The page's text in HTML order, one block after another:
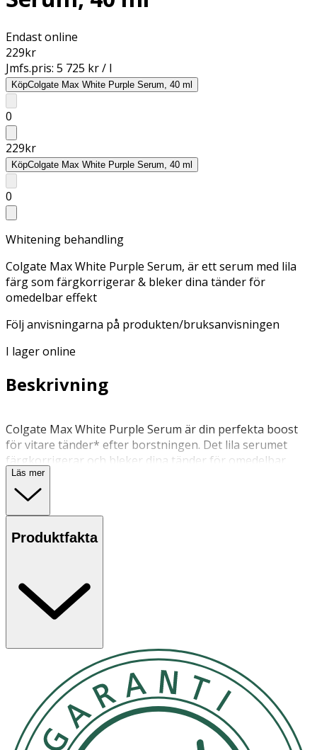
Endast online
229kr
Jmfs.pris: 5 725 kr / l
KöpColgate Max White Purple Serum, 40 ml
0
229kr
KöpColgate Max White Purple Serum, 40 ml
0
Whitening behandling
Colgate Max White Purple Serum, är ett serum med lila
färg som färgkorrigerar & bleker dina tänder för
omedelbar effekt
Följ anvisningarna på produkten/bruksanvisningen
I lager online
Beskrivning
Colgate Max White Purple Serum är din perfekta boost
för vitare tänder* efter borstningen. Det lila serumet
färgkorrigerar och bleker dina tänder för omedelbar
effekt* och ger en boost för självförtroendet! *Den
omedelbara effekten är tillfällig.
Ej för barn under 12 år. Ersätter ej borstning med
fluortandkräm. Svälj inte.
för värme.
OK för gravida och ammande:
Glycerin, Aqua, Hydrated Silica, PEG-12, Aroma, Potassium
Hydroxide, Benzyl Alcohol, Xanthan Gum, Tetrasodium
Pyrophosphate, Phosphoric Acid, Cocamidopropyl
Betaine, Sodium Saccharin, Cellulose Gum, Eugenol,
Limonene, CI 17200, CI 42090.
Läs mer
Produktfakta